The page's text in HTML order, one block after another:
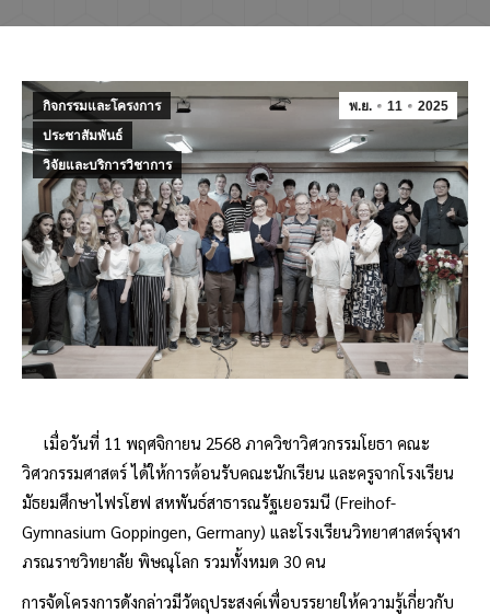
พ.ย. 11 2025
กิจกรรมและโครงการ
ประชาสัมพันธ์
วิจัยและบริการวิชาการ
เมื่อวันที่ 11 พฤศจิกายน 2568 ภาควิชาวิศวกรรมโยธา คณะ
วิศวกรรมศาสตร์ ได้ให้การต้อนรับคณะนักเรียน และครูจากโรงเรียน
มัธยมศึกษาไฟรโฮฟ สหพันธ์สาธารณรัฐเยอรมนี (Freihof-
Gymnasium Goppingen, Germany) และโรงเรียนวิทยาศาสตร์จุฬา
ภรณราชวิทยาลัย พิษณุโลก รวมทั้งหมด 30 คน
การจัดโครงการดังกล่าวมีวัตถุประสงค์เพื่อบรรยายให้ความรู้เกี่ยวกับ